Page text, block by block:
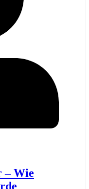
– Wie